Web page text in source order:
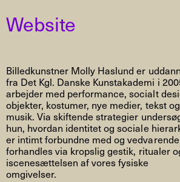
Website
Billedkunstner Molly Haslund er
fra Det Kgl. Danske Kunstakademi i
arbejder med performance, socialt
objekter, kostumer, nye medier, tekst og
musik. Via skiftende strategier
hun, hvordan identitet og sociale
er intimt forbundne med og vedvarende
forhandles via kropslig gestik, ritualer
iscenesættelsen af vores fysiske
omgivelser.